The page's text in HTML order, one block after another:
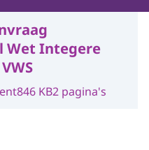
Wet Integere
846 KB2 pagina's